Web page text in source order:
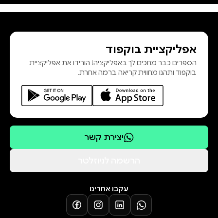
אפליקציית בוקפוד
הספרים כבר מחכים לך באפליקציה! הורידו את אפליקציית
בוקפוד ותהנו מחווית קריאה ברמה אחרת.
יצירת קשר
עקבו אחרינו